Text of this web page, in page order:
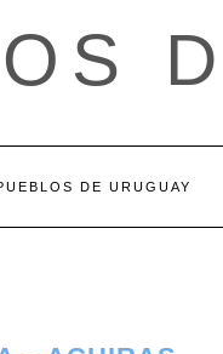
DE URUGUAY